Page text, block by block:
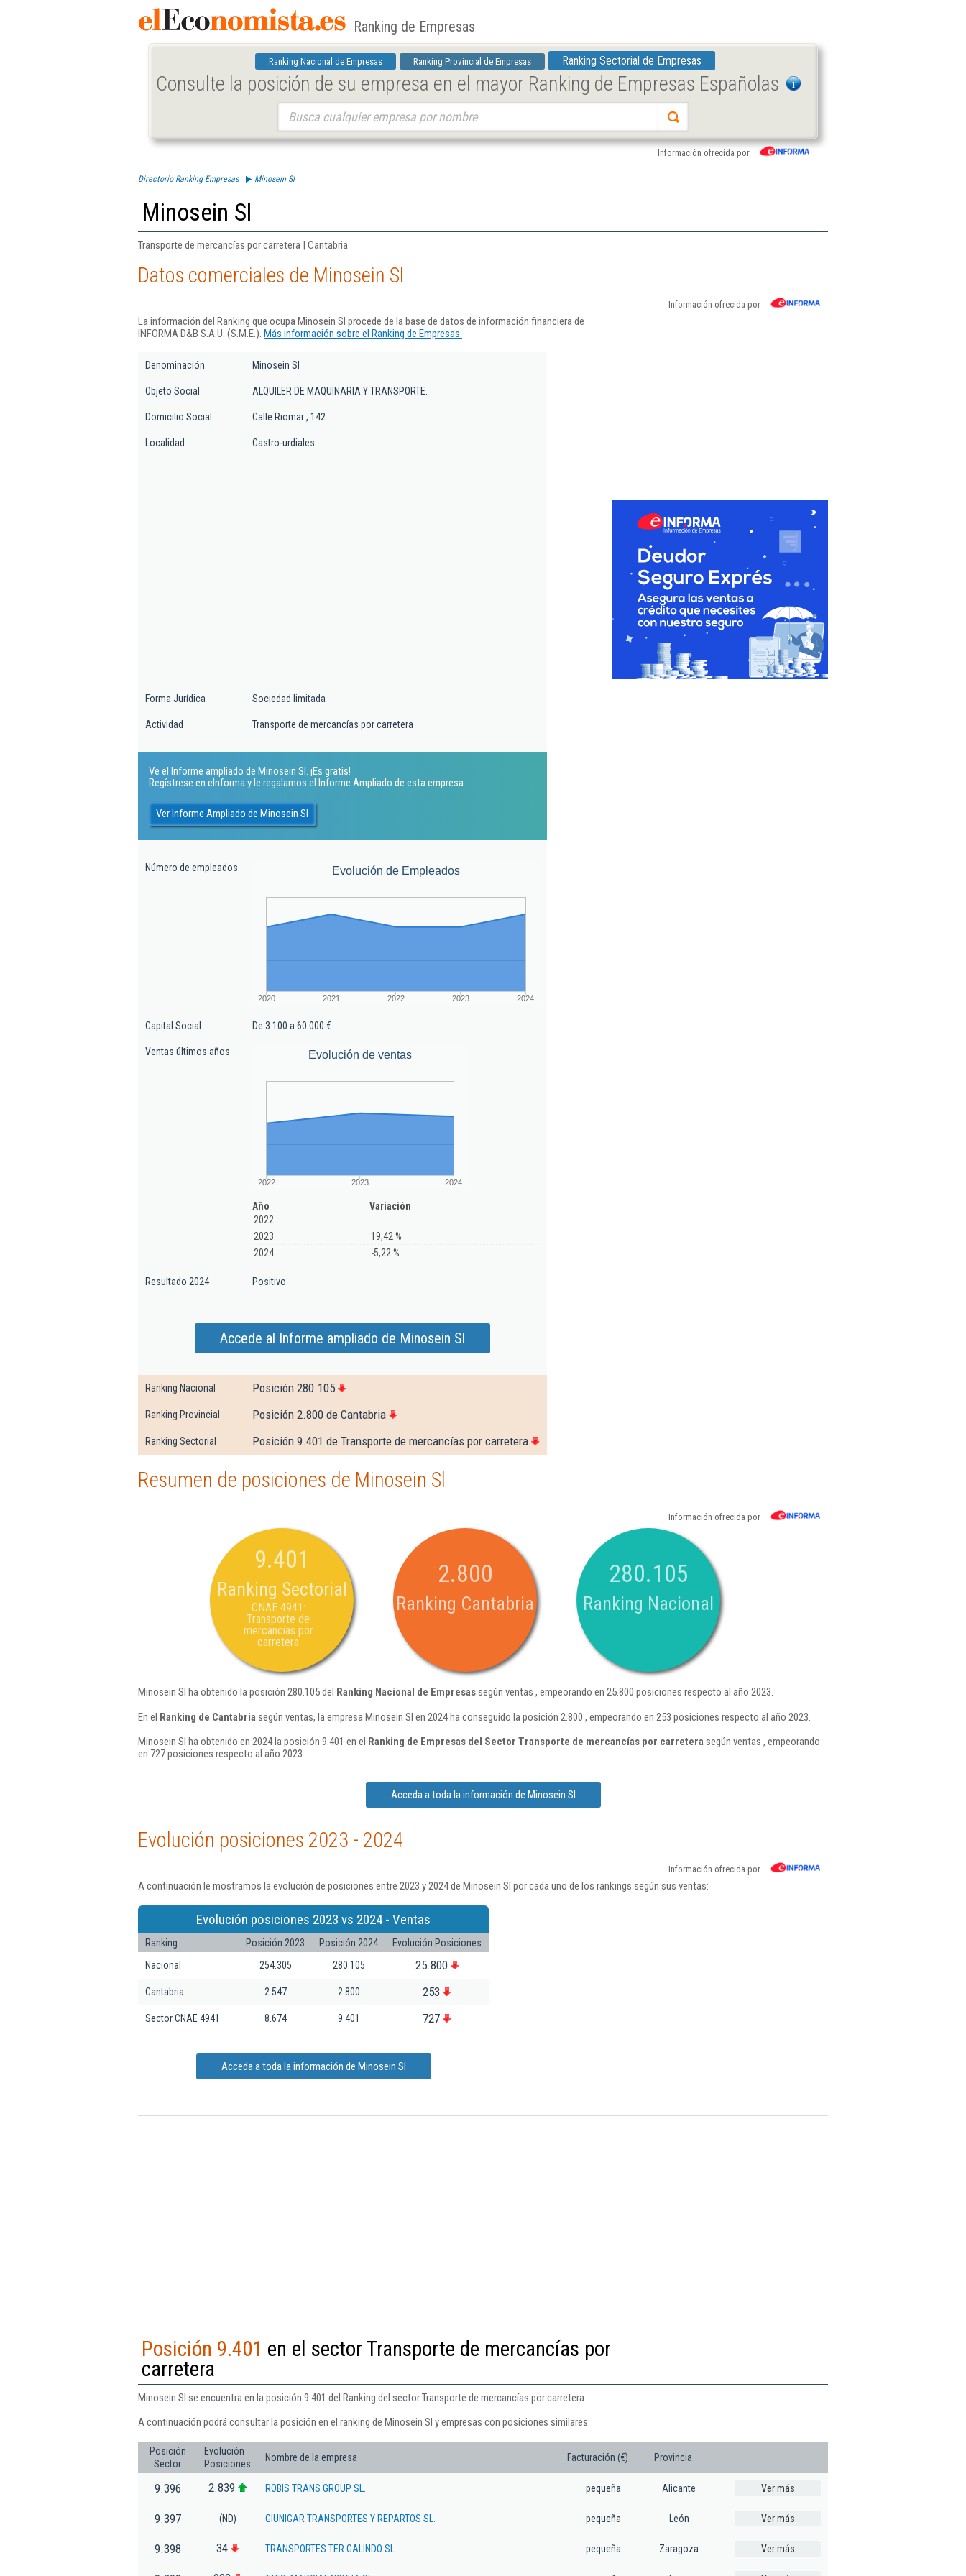
Ranking de Empresas
Ranking Nacional de Empresas Ranking Provincial de Empresas Ranking Sectorial de Empresas
Consulte la posición de su empresa en el mayor Ranking de Empresas Españolas
Información ofrecida por
Directorio Ranking Empresas Minosein Sl
Minosein Sl
Transporte de mercancías por carretera | Cantabria
Datos comerciales de Minosein Sl
Información ofrecida por
La información del Ranking que ocupa Minosein Sl procede de la base de datos de información financiera de
INFORMA D&B S.A.U. (S.M.E.). Más información sobre el Ranking de Empresas.
Denominación Minosein Sl
Objeto Social ALQUILER DE MAQUINARIA Y TRANSPORTE.
Domicilio Social Calle Riomar , 142
Localidad Castro-urdiales
Forma Jurídica Sociedad limitada
Actividad Transporte de mercancías por carretera
Ve el Informe ampliado de Minosein Sl. ¡Es gratis!
Regístrese en eInforma y le regalamos el Informe Ampliado de esta empresa
Ver Informe Ampliado de Minosein Sl
Número de empleados Evolución de Empleados
2020 2021 2022 2023 2024
Capital Social De 3.100 a 60.000 €
Ventas últimos años Evolución de ventas
2022 2023 2024
Año
Variación
2022
2023
19,42 %
2024
-5,22 %
Resultado 2024 Positivo
Accede al Informe ampliado de Minosein Sl
Ranking Nacional Posición 280.105
Ranking Provincial Posición 2.800 de Cantabria
Ranking Sectorial Posición 9.401 de Transporte de mercancías por carretera
Resumen de posiciones de Minosein Sl
Información ofrecida por
9.401
Ranking Sectorial
CNAE 4941:
Transporte de
mercancías por
carretera
2.800
Ranking Cantabria
280.105
Ranking Nacional
Minosein Sl ha obtenido la posición 280.105 del Ranking Nacional de Empresassegún ventas , empeorando en 25.800 posiciones respecto al año 2023.
En el Ranking de Cantabria según ventas, la empresa Minosein Sl en 2024 ha conseguido la posición 2.800 , empeorando en 253 posiciones respecto al año 2023.
Minosein Sl ha obtenido en 2024 la posición 9.401 en el Ranking de Empresas del Sector Transporte de mercancías por carreterasegún ventas , empeorando
en 727 posiciones respecto al año 2023.
Acceda a toda la información de Minosein Sl
Evolución posiciones 2023 - 2024
Información ofrecida por
A continuación le mostramos la evolución de posiciones entre 2023 y 2024 de Minosein Sl por cada uno de los rankings según sus ventas:
Evolución posiciones 2023 vs 2024 - Ventas
Ranking Posición 2023 Posición 2024
Evolución Posiciones
Nacional
254.305 280.105 25.800
Cantabria 2.547 2.800 253
Sector CNAE 4941 8.674 9.401 727
Acceda a toda la información de Minosein Sl
Posición 9.401 en el sector Transporte de mercancías por
carretera
Minosein Sl se encuentra en la posición 9.401 del Ranking del sector Transporte de mercancías por carretera.
A continuación podrá consultar la posición en el ranking de Minosein Sl y empresas con posiciones similares:
Posición
Sector
Evolución
Posiciones
Nombre de la empresa Facturación (€) Provincia
9.396 2.839 ROBIS TRANS GROUP SL. pequeña Alicante Ver más
9.397 (ND) GIUNIGAR TRANSPORTES Y REPARTOS SL. pequeña León Ver más
9.398 34 TRANSPORTES TER GALINDO SL pequeña Zaragoza Ver más